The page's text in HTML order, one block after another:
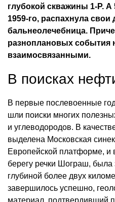
глубокой скважины 1-Р. А
1959-го, распахнула свои
бальнеолечебница.
разноплановых события
взаимосвязанными.
В поисках
В первые послевоенные
шли поиски многих
и углеводородов. В
выделена Московская
Европейской платформе, и
берегу речки Шограш, была
глубиной более двух
завершилось успешно,
материал, подтвердивший